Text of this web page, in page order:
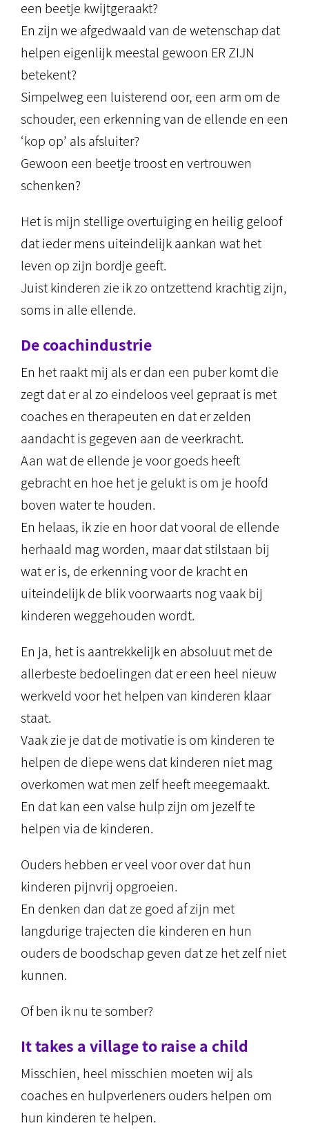
een beetje kwijtgeraakt?
En zijn we afgedwaald van de wetenschap dat
helpen eigenlijk meestal gewoon ER ZIJN
betekent?
Simpelweg een luisterend oor, een arm om de
schouder, een erkenning van de ellende en een
‘kop op’ als afsluiter?
Gewoon een beetje troost en vertrouwen
schenken?
Het is mijn stellige overtuiging en heilig geloof
dat ieder mens uiteindelijk aankan wat het
leven op zijn bordje geeft.
Juist kinderen zie ik zo ontzettend krachtig zijn,
soms in alle ellende.
De coachindustrie
En het raakt mij als er dan een puber komt die
zegt dat er al zo eindeloos veel gepraat is met
coaches en therapeuten en dat er zelden
aandacht is gegeven aan de veerkracht.
Aan wat de ellende je voor goeds heeft
gebracht en hoe het je gelukt is om je hoofd
boven water te houden.
En helaas, ik zie en hoor dat vooral de ellende
herhaald mag worden, maar dat stilstaan bij
wat er is, de erkenning voor de kracht en
uiteindelijk de blik voorwaarts nog vaak bij
kinderen weggehouden wordt.
En ja, het is aantrekkelijk en absoluut met de
allerbeste bedoelingen dat er een heel nieuw
werkveld voor het helpen van kinderen klaar
staat.
Vaak zie je dat de motivatie is om kinderen te
helpen de diepe wens dat kinderen niet mag
overkomen wat men zelf heeft meegemaakt.
En dat kan een valse hulp zijn om jezelf te
helpen via de kinderen.
Ouders hebben er veel voor over dat hun
kinderen pijnvrij opgroeien.
En denken dan dat ze goed af zijn met
langdurige trajecten die kinderen en hun
ouders de boodschap geven dat ze het zelf niet
kunnen.
Of ben ik nu te somber?
It takes a village to raise a child
Misschien, heel misschien moeten wij als
coaches en hulpverleners ouders helpen om
hun kinderen te helpen.